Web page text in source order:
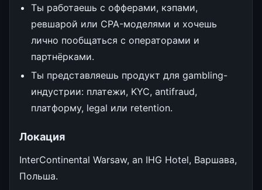
Ты работаешь с офферами, кэпами,
ревшарой или CPA-моделями и хочешь
лично пообщаться с операторами и
партнёрками.
Ты представляешь продукт для gambling-
индустрии: платежи, KYC, antifraud,
платформу, legal или retention.
Локация
InterContinental Warsaw, an IHG Hotel, Варшава,
Польша.